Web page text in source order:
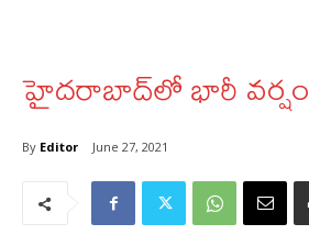
హైదరాబాద్‌లో భారీ వర్షం
By Editor June 27, 2021